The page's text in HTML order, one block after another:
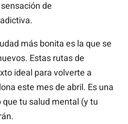
de
más bonita es la que se
Estas rutas de
ideal para volverte a
este mes de abril. Es una
tu salud mental (y tu